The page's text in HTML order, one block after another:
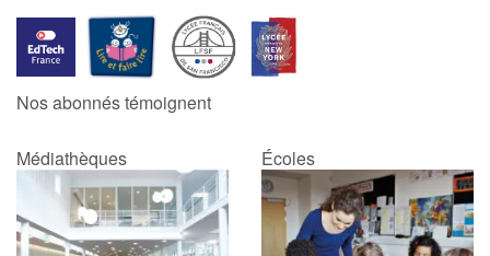
Formats et illustrations
Catalogue anglais
Contraste +
Aide
Nos abonnés témoignent
Médiathèques Écoles